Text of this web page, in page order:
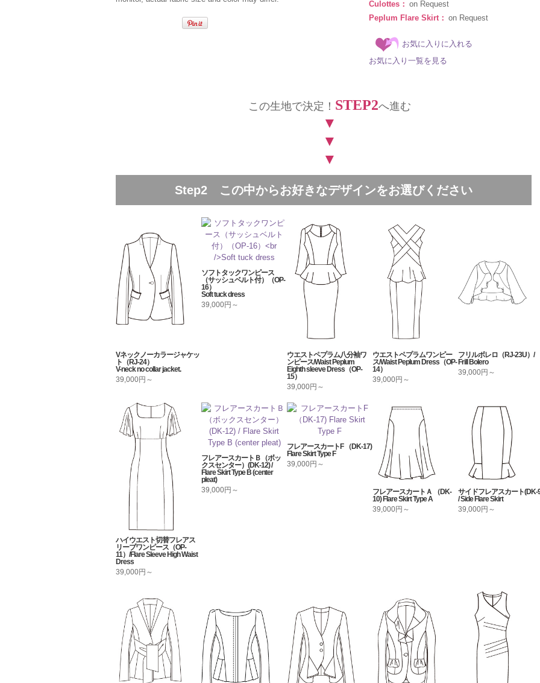
Culottes： on Request
Peplum Flare Skirt： on Request
お気に入りに入れる
お気に入り一覧を見る
この生地で決定！ STEP2へ進む
▼
▼
▼
Step2 この中からお好きなデザインをお選びください
Vネックノーカラージャケッ
ト（RJ-24）
V-neck no collar jacket.
39,000円～
ソフトタックワンピース
（サッシュベルト付）（OP-
16）
Soft tuck dress
39,000円～
ウエストペプラム八分袖ワ
ンピース/Waist Peplum
Eighth sleeve Dress（OP-
15）
39,000円～
ウエストペプラムワンピー
ス/Waist Peplum Dress（OP-
14）
39,000円～
フリルボレロ（RJ-23U）/
Frill Bolero
39,000円～
ハイウエスト切替フレアス
リーブワンピース（OP-
11）/Flare Sleeve High Waist
Dress
39,000円～
フレアースカートＢ（ボッ
クスセンター）(DK-12) /
Flare Skirt Type B (center
pleat)
39,000円～
フレアースカートF （DK-17)
Flare Skirt Type F
39,000円～
フレアースカートＡ （DK-
10) Flare Skirt Type A
39,000円～
サイドフレアスカート(DK-
/ Side Flare Skirt
39,000円～